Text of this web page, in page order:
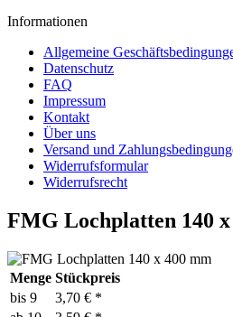
Informationen
Allgemeine
Datenschutz
FAQ
Impressum
Kontakt
Über uns
Versand und
Widerrufsformular
Widerrufsrecht
FMG Lochplatten 140 x
Menge Stückpreis
bis 9
3,70 € *